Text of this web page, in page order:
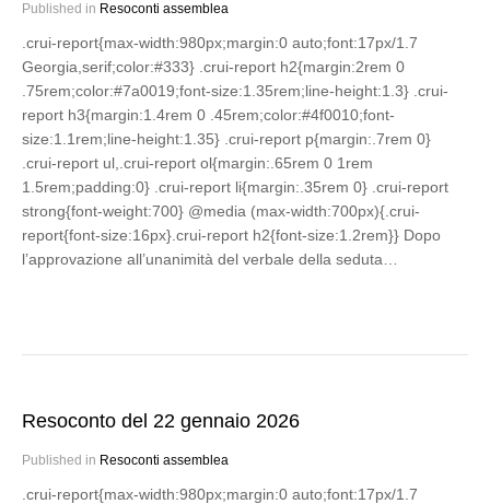
Published in Resoconti assemblea
.crui-report{max-width:980px;margin:0 auto;font:17px/1.7
Georgia,serif;color:#333} .crui-report h2{margin:2rem 0
.75rem;color:#7a0019;font-size:1.35rem;line-height:1.3} .crui-
report h3{margin:1.4rem 0 .45rem;color:#4f0010;font-
size:1.1rem;line-height:1.35} .crui-report p{margin:.7rem 0}
.crui-report ul,.crui-report ol{margin:.65rem 0 1rem
1.5rem;padding:0} .crui-report li{margin:.35rem 0} .crui-report
strong{font-weight:700} @media (max-width:700px){.crui-
report{font-size:16px}.crui-report h2{font-size:1.2rem}} Dopo
l’approvazione all’unanimità del verbale della seduta…
Resoconto del 22 gennaio 2026
Published in Resoconti assemblea
.crui-report{max-width:980px;margin:0 auto;font:17px/1.7